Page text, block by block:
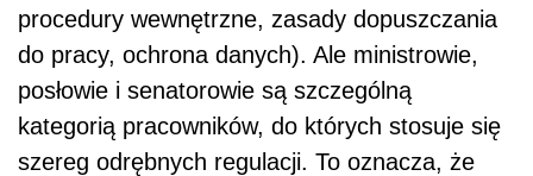
procedury wewnętrzne, zasady dopuszczania
do pracy, ochrona danych). Ale ministrowie,
posłowie i senatorowie są szczególną
kategorią pracowników, do których stosuje się
szereg odrębnych regulacji. To oznacza, że